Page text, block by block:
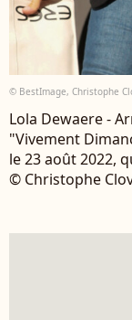
© BestImage, Christophe
Lola Dewaere -
"Vivement
le 23 août 2022,
© Christophe